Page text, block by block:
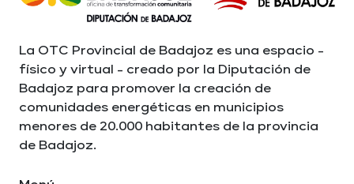
La OTC Provincial de Badajoz es una espacio -
físico y virtual - creado por la Diputación de
Badajoz para promover la creación de
comunidades energéticas en municipios
menores de 20.000 habitantes de la provincia
de Badajoz.